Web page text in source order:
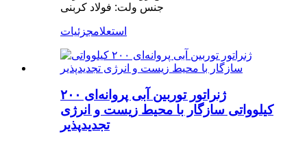
جنس ولت: فولاد کربنی
استعلامجزئیات
ژنراتور توربین آبی پروانه‌ای ۲۰۰
کیلوواتی سازگار با محیط زیست و انرژی
تجدیدپذیر